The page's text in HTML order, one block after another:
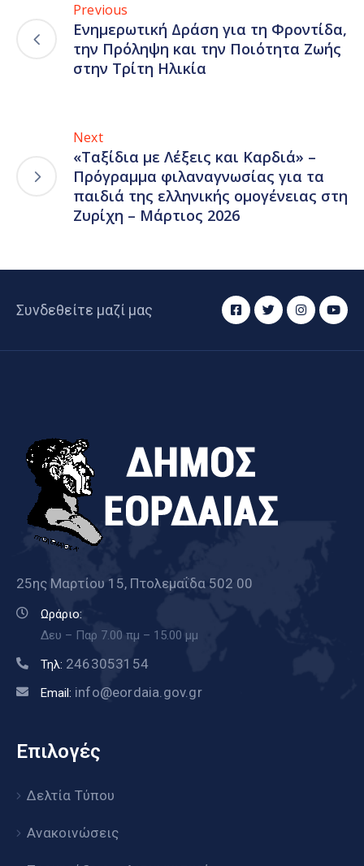
Previous
Ενημερωτική Δράση για τη Φροντίδα,
την Πρόληψη και την Ποιότητα Ζωής
στην Τρίτη Ηλικία
Next
«Ταξίδια με Λέξεις και Καρδιά» –
Πρόγραμμα φιλαναγνωσίας για τα
παιδιά της ελληνικής ομογένειας στη
Ζυρίχη – Μάρτιος 2026
Συνδεθείτε μαζί μας
25ης Μαρτίου 15, Πτολεμαΐδα 502 00
Ωράριο:
Δευ – Παρ 7.00 πμ – 15.00 μμ
Τηλ: 2463053154
Email: info@eordaia.gov.gr
Επιλογές
Δελτία Τύπου
Ανακοινώσεις